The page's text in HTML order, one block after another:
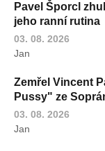
Pavel Šporcl
jeho ranní rutina
03. 08. 2026
Jan
Zemřel Vincent
Pussy" ze
03. 08. 2026
Jan